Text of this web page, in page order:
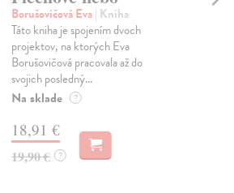
Borušovičová Eva| Kniha
Táto kniha je spojením dvoch
projektov, na ktorých Eva
Borušovičová pracovala až do
svojich posledný...
Na sklade ?
18,91 €
19,90 € ?